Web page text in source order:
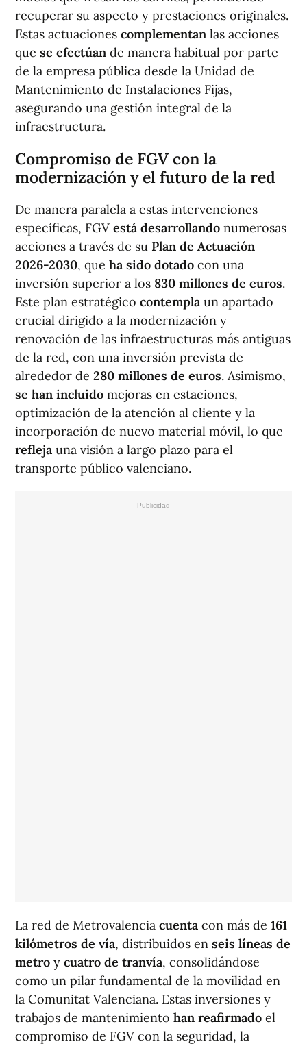
recuperar su aspecto y prestaciones originales.
Estas actuaciones complementan las acciones
que se efectúan de manera habitual por parte
de la empresa pública desde la Unidad de
Mantenimiento de Instalaciones Fijas,
asegurando una gestión integral de la
infraestructura.
Compromiso de FGV con la
modernización y el futuro de la red
De manera paralela a estas intervenciones
específicas, FGV está desarrollando numerosas
acciones a través de su Plan de Actuación
2026-2030, que ha sido dotado con una
inversión superior a los 830 millones de euros.
Este plan estratégico contempla un apartado
crucial dirigido a la modernización y
renovación de las infraestructuras más antiguas
de la red, con una inversión prevista de
alrededor de 280 millones de euros. Asimismo,
se han incluido mejoras en estaciones,
optimización de la atención al cliente y la
incorporación de nuevo material móvil, lo que
refleja una visión a largo plazo para el
transporte público valenciano.
La red de Metrovalencia cuenta con más de 161
kilómetros de vía, distribuidos en seis líneas de
metro y cuatro de tranvía, consolidándose
como un pilar fundamental de la movilidad en
la Comunitat Valenciana. Estas inversiones y
trabajos de mantenimiento han reafirmado el
compromiso de FGV con la seguridad, la